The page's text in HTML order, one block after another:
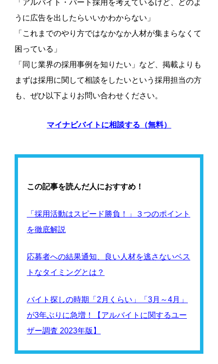
「アルバイト・パート採用を考えているけど、どのよ
うに広告を出したらいいかわからない」
「これまでのやり方ではなかなか人材が集まらなくて
困っている」
「同じ業界の採用事例を知りたい」など、掲載よりも
まずは採用に関して相談をしたいという採用担当の方
も、ぜひ以下よりお問い合わせください。
マイナビバイトに相談する（無料）
この記事を読んだ人におすすめ！
「採用活動はスピード勝負！」３つのポイント
を徹底解説
応募者への結果通知、良い人材を逃さないベス
トなタイミングとは？
バイト探しの時期「2月くらい」「3月～4月」
が3年ぶりに急増！【アルバイトに関するユー
ザー調査 2023年版】